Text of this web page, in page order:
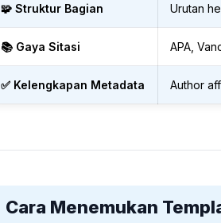
🧩 Struktur Bagian Urutan
📚 Gaya Sitasi APA,
✅ Kelengkapan Metadata Author
Cara Menemukan